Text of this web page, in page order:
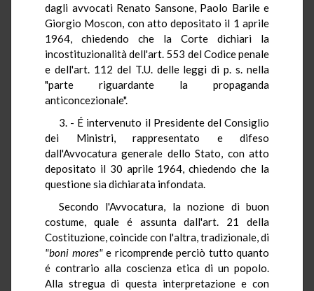
dagli avvocati Renato Sansone, Paolo Barile e
Giorgio Moscon, con atto depositato il 1 aprile
1964, chiedendo che la Corte dichiari la
incostituzionalità dell'art. 553 del Codice penale
e dell'art. 112 del T.U. delle leggi di p. s. nella
"parte riguardante la propaganda
anticoncezionale".
3. - É intervenuto il Presidente del Consiglio
dei Ministri, rappresentato e difeso
dall'Avvocatura generale dello Stato, con atto
depositato il 30 aprile 1964, chiedendo che la
questione sia dichiarata infondata.
Secondo l'Avvocatura, la nozione di buon
costume, quale é assunta dall'art. 21 della
Costituzione, coincide con l'altra, tradizionale, di
"boni mores"e ricomprende perciò tutto quanto
é contrario alla coscienza etica di un popolo.
Alla stregua di questa interpretazione e con